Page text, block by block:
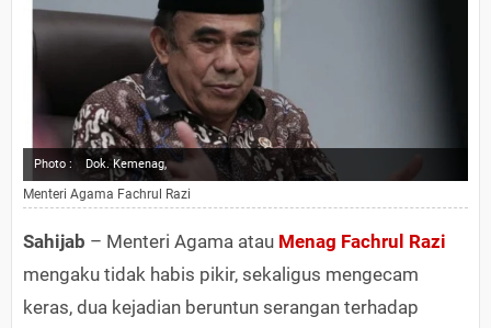
Photo : Dok. Kemenag,
Menteri Agama Fachrul Razi
Sahijab – Menteri Agama atau Menag Fachrul Razi
mengaku tidak habis pikir, sekaligus mengecam
keras, dua kejadian beruntun serangan terhadap